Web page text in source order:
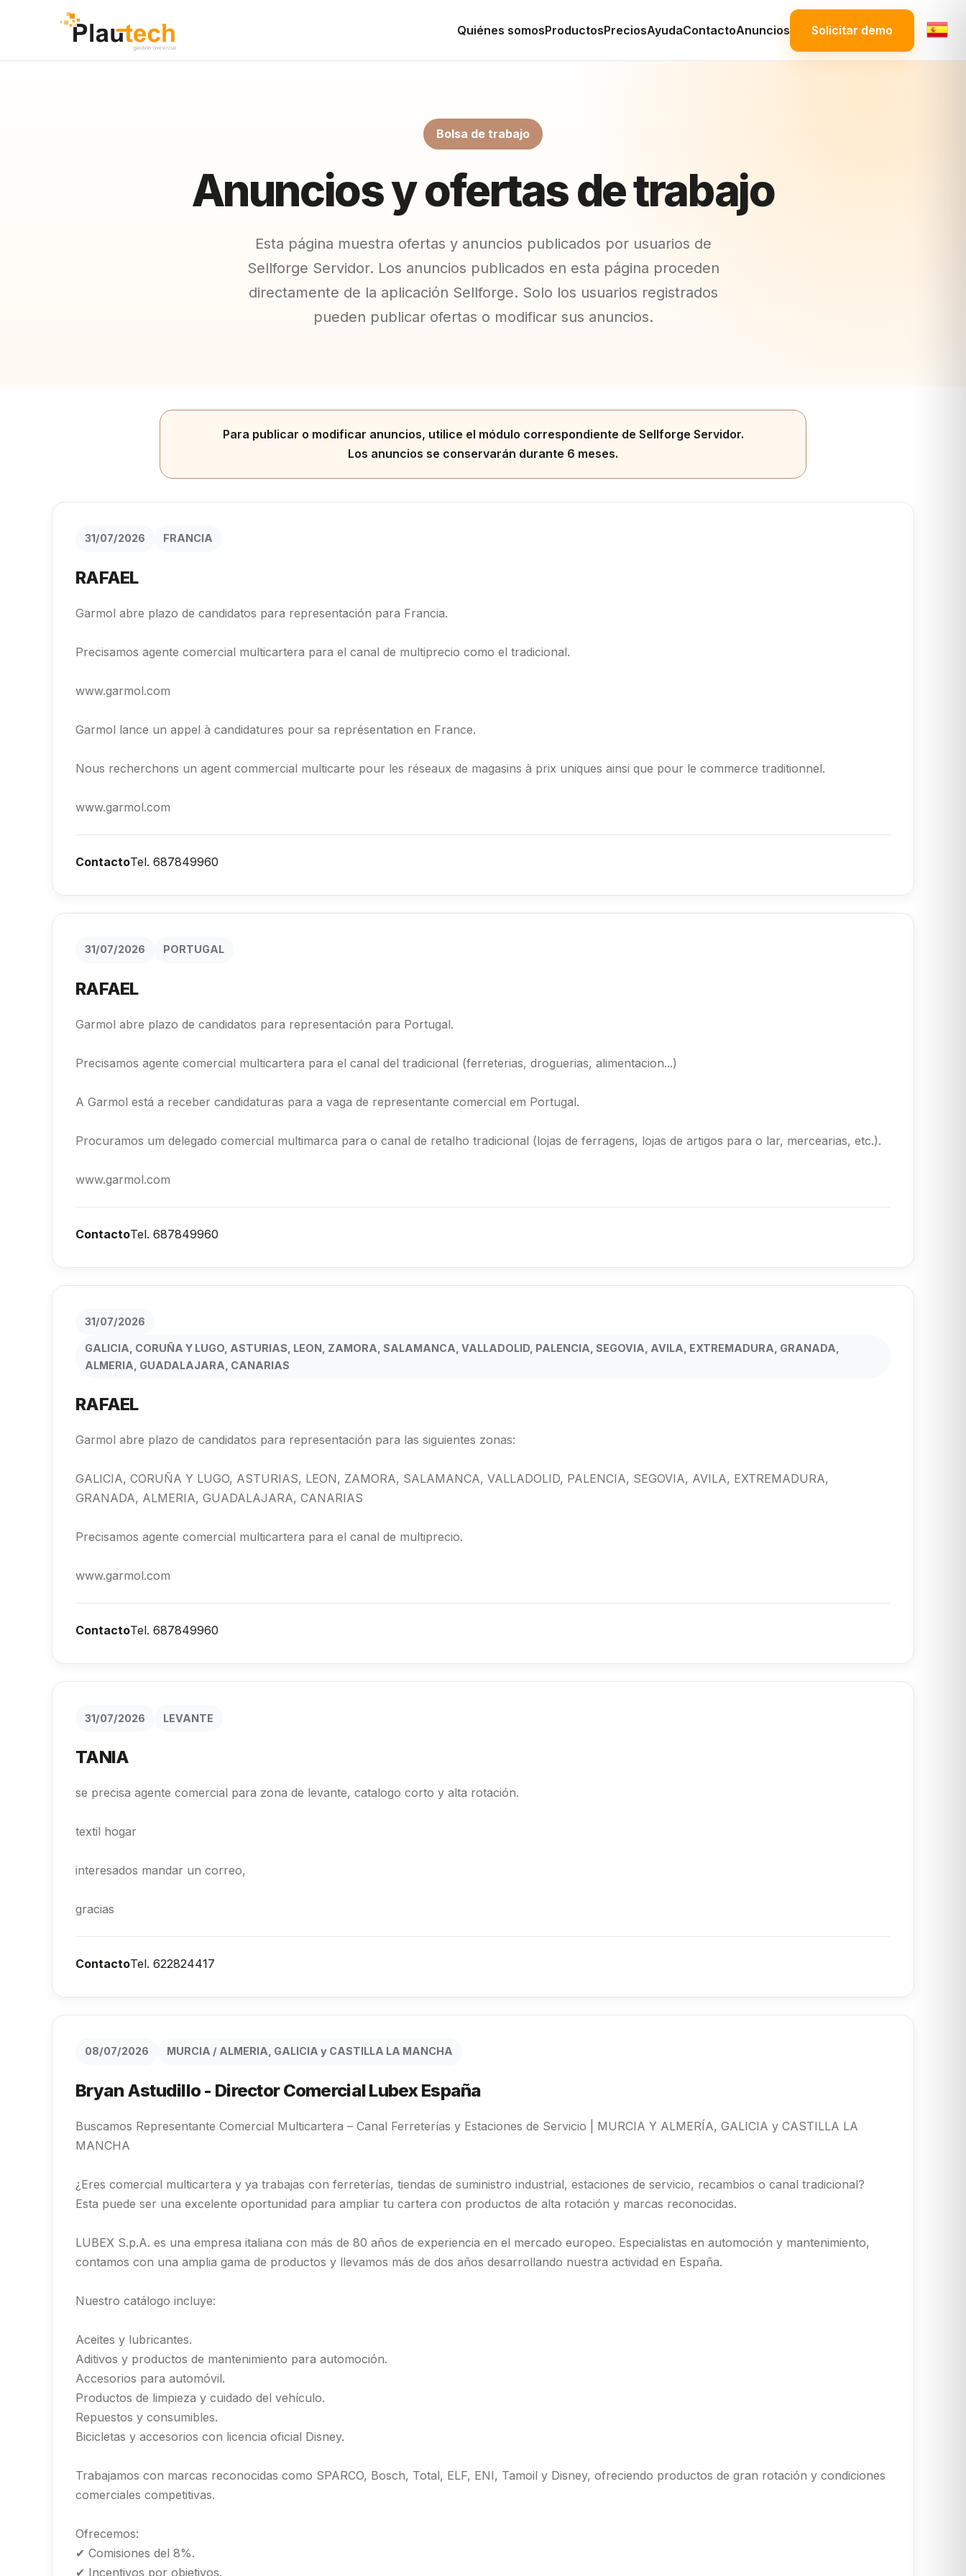
Quiénes somosProductosPreciosAyudaContactoAnuncios Solicitar demo
Bolsa de trabajo
Anuncios y ofertas de trabajo
Esta página muestra ofertas y anuncios publicados por usuarios de
Sellforge Servidor. Los anuncios publicados en esta página proceden
directamente de la aplicación Sellforge. Solo los usuarios registrados
pueden publicar ofertas o modificar sus anuncios.
Para publicar o modificar anuncios, utilice el módulo correspondiente de Sellforge Servidor.
Los anuncios se conservarán durante 6 meses.
31/07/2026 FRANCIA
RAFAEL
Garmol abre plazo de candidatos para representación para Francia.
Precisamos agente comercial multicartera para el canal de multiprecio como el tradicional.
www.garmol.com
Garmol lance un appel à candidatures pour sa représentation en France.
Nous recherchons un agent commercial multicarte pour les réseaux de magasins à prix uniques ainsi que pour le commerce traditionnel.
www.garmol.com
ContactoTel. 687849960
31/07/2026 PORTUGAL
RAFAEL
Garmol abre plazo de candidatos para representación para Portugal.
Precisamos agente comercial multicartera para el canal del tradicional (ferreterias, droguerias, alimentacion...)
A Garmol está a receber candidaturas para a vaga de representante comercial em Portugal.
Procuramos um delegado comercial multimarca para o canal de retalho tradicional (lojas de ferragens, lojas de artigos para o lar, mercearias, etc.).
www.garmol.com
ContactoTel. 687849960
31/07/2026
GALICIA, CORUÑA Y LUGO, ASTURIAS, LEON, ZAMORA, SALAMANCA, VALLADOLID, PALENCIA, SEGOVIA, AVILA, EXTREMADURA, GRANADA,
ALMERIA, GUADALAJARA, CANARIAS
RAFAEL
Garmol abre plazo de candidatos para representación para las siguientes zonas:
GALICIA, CORUÑA Y LUGO, ASTURIAS, LEON, ZAMORA, SALAMANCA, VALLADOLID, PALENCIA, SEGOVIA, AVILA, EXTREMADURA,
GRANADA, ALMERIA, GUADALAJARA, CANARIAS
Precisamos agente comercial multicartera para el canal de multiprecio.
www.garmol.com
ContactoTel. 687849960
31/07/2026 LEVANTE
TANIA
se precisa agente comercial para zona de levante, catalogo corto y alta rotación.
textil hogar
interesados mandar un correo,
gracias
ContactoTel. 622824417
08/07/2026 MURCIA / ALMERIA, GALICIA y CASTILLA LA MANCHA
Bryan Astudillo - Director Comercial Lubex España
Buscamos Representante Comercial Multicartera – Canal Ferreterías y Estaciones de Servicio | MURCIA Y ALMERÍA, GALICIA y CASTILLA LA
MANCHA
¿Eres comercial multicartera y ya trabajas con ferreterías, tiendas de suministro industrial, estaciones de servicio, recambios o canal tradicional?
Esta puede ser una excelente oportunidad para ampliar tu cartera con productos de alta rotación y marcas reconocidas.
LUBEX S.p.A. es una empresa italiana con más de 80 años de experiencia en el mercado europeo. Especialistas en automoción y mantenimiento,
contamos con una amplia gama de productos y llevamos más de dos años desarrollando nuestra actividad en España.
Nuestro catálogo incluye:
Aceites y lubricantes.
Aditivos y productos de mantenimiento para automoción.
Accesorios para automóvil.
Productos de limpieza y cuidado del vehículo.
Repuestos y consumibles.
Bicicletas y accesorios con licencia oficial Disney.
Trabajamos con marcas reconocidas como SPARCO, Bosch, Total, ELF, ENI, Tamoil y Disney, ofreciendo productos de gran rotación y condiciones
comerciales competitivas.
Ofrecemos:
✔ Comisiones del 8%.
✔ Incentivos por objetivos.